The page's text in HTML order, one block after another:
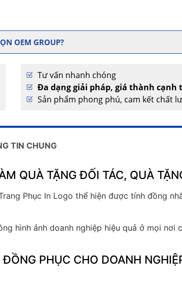
OEM GROUP?
Tư vấn nhanh chóng
Đa dạng giải pháp, giá thành cạnh
Sản phẩm phong phú, cam kết chất
TIN CHUNG
QUÀ TẶNG ĐỐI TÁC, QUÀ
Phục In Logo thể hiện được tính đồng
hình ảnh doanh nghiệp hiệu quả ở mọi nơi
PHỤC CHO DOANH